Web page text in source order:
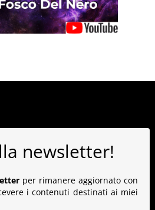
newsletter!
per rimanere aggiornato con
i contenuti destinati ai miei